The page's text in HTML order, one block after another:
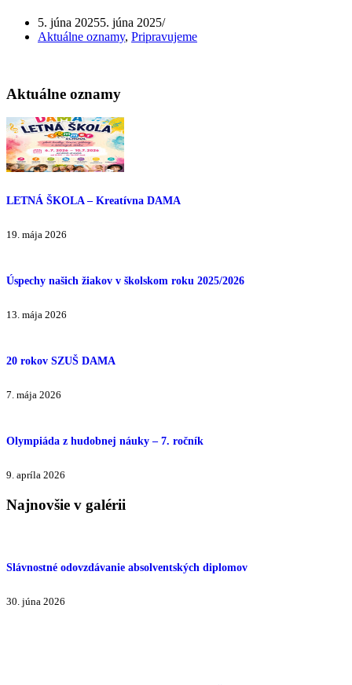
5. júna 20255. júna 2025
Aktuálne oznamy, Pripravujeme
Aktuálne oznamy
LETNÁ ŠKOLA – Kreatívna DAMA
19. mája 2026
Úspechy našich žiakov v školskom roku 2025/2026
13. mája 2026
20 rokov SZUŠ DAMA
7. mája 2026
Olympiáda z hudobnej náuky – 7. ročník
9. apríla 2026
Najnovšie v galérii
Slávnostné odovzdávanie absolventských diplomov
30. júna 2026